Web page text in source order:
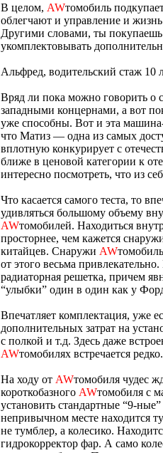
В целом, AWтомобиль
облегчают и управление и
Другими словами, ты
укомплектовывать
Альфред, водительский стаж 10
Вряд ли пока можно говорить о
западными концернами, а вот
уже способны. Вот и эта
что Матиз — одна из самых
вплотную конкурирует с
ближе в ценовой категории к
интересно посмотреть, что из
Что касается самого теста, то
удивляться большому объему
AWтомобилей. Находиться
просторнее, чем кажется
китайцев. Снаружи AW
от этого весьма
радиаторная решетка, причем
“улыбки” один в один как у
Впечатляет комплектация, уже
дополнительных затрат на
с полкой и т.д. Здесь даже
AWтомобилях встречается редко.
На ходу от AWтомобиля чудес
короткобазного AWтомобиля с
установить стандартные “9-
непривычном месте находится
не тумблер, а колесико.
гидрокорректор фар. А само